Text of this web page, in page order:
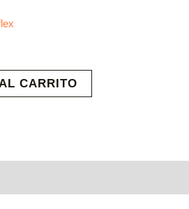
CARRITO